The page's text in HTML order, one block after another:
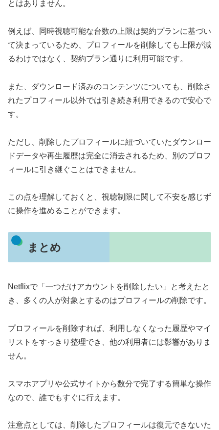
とはありません。
例えば、同時視聴可能な台数の上限は契約プランに基づい
て決まっているため、プロフィールを削除しても上限が減
るわけではなく、契約プラン通りに利用可能です。
また、ダウンロード済みのコンテンツについても、削除さ
れたプロフィール以外では引き続き利用できるので安心で
す。
ただし、削除したプロフィールに紐づいていたダウンロー
ドデータや再生履歴は完全に消去されるため、別のプロフ
ィールに引き継ぐことはできません。
この点を理解しておくと、視聴制限に関して不安を感じず
に操作を進めることができます。
まとめ
Netflixで「一つだけアカウントを削除したい」と考えたと
き、多くの人が対象とするのはプロフィールの削除です。
プロフィールを削除すれば、利用しなくなった履歴やマイ
リストをすっきり整理でき、他の利用者には影響がありま
せん。
スマホアプリや公式サイトから数分で完了する簡単な操作
なので、誰でもすぐに行えます。
注意点としては、削除したプロフィールは復元できないた